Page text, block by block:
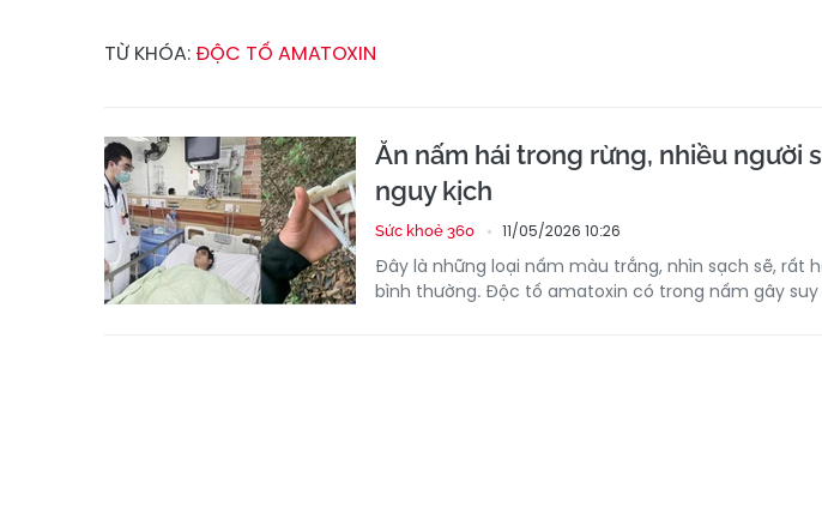
TỪ KHÓA: ĐỘC TỐ AMATOXIN
Ăn nấm hái trong rừng, nhiều người
nguy kịch
Sức khoẻ 360 11/05/2026 10:26
Đây là những loại nấm màu trắng, nhìn sạch sẽ, rất
bình thường. Độc tố amatoxin có trong nấm gây suy